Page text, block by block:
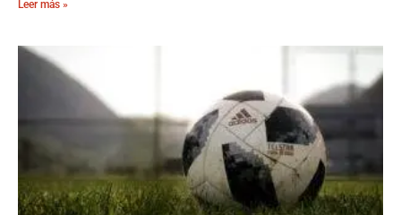
Leer más »